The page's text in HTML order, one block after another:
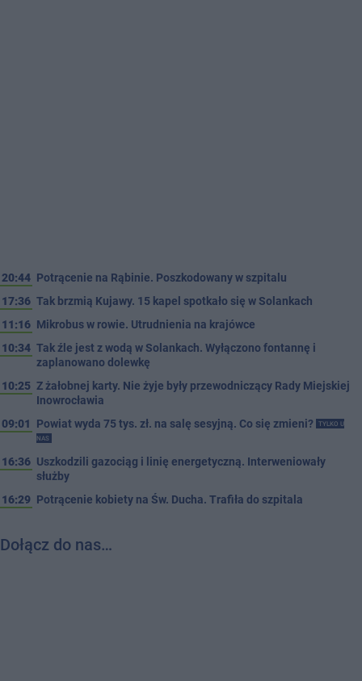
20:44 Potrącenie na Rąbinie. Poszkodowany w szpitalu
17:36 Tak brzmią Kujawy. 15 kapel spotkało się w Solankach
11:16 Mikrobus w rowie. Utrudnienia na krajówce
10:34 Tak źle jest z wodą w Solankach. Wyłączono fontannę i
zaplanowano dolewkę
10:25 Z żałobnej karty. Nie żyje były przewodniczący Rady Miejskiej
Inowrocławia
09:01
Powiat wyda 75 tys. zł. na salę sesyjną. Co się zmieni?
TYLKO U
NAS
16:36 Uszkodzili gazociąg i linię energetyczną. Interweniowały
służby
16:29 Potrącenie kobiety na Św. Ducha. Trafiła do szpitala
Dołącz do nas…